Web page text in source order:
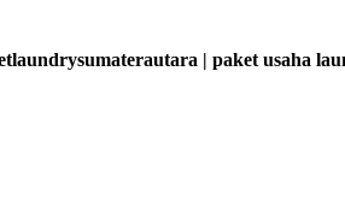
| paket usaha